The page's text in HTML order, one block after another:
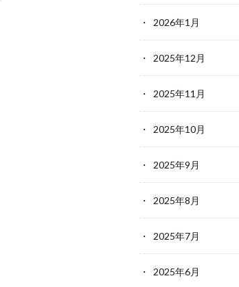
2026年1月
2025年12月
2025年11月
2025年10月
2025年9月
2025年8月
2025年7月
2025年6月